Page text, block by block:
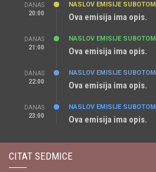
DANAS
20:00
NASLOV EMISIJE SUBOTOM
Ova emisija ima opis.
DANAS
21:00
NASLOV EMISIJE SUBOTOM
Ova emisija ima opis.
DANAS
22:00
NASLOV EMISIJE SUBOTOM
Ova emisija ima opis.
DANAS
23:00
NASLOV EMISIJE SUBOTOM
Ova emisija ima opis.
CITAT SEDMICE